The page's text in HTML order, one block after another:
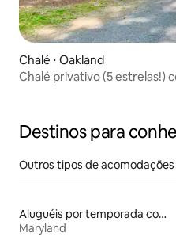
Chalé ⋅ Oakland
Chalé privativo (5 estrelas!)
Destinos para
Outros tipos de acomodações
Aluguéis por temporada com caiaque
Maryland